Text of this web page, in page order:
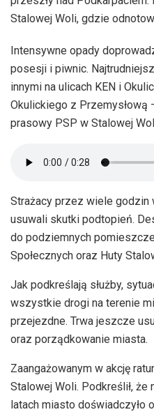
Stalowej Woli, gdzie
Intensywne opady
posesji i piwnic.
innymi na ulicach KEN i
Okulickiego z Przemysłową
prasowy PSP w Stalowej
Strażacy przez wiele godzin
usuwali skutki podtopień.
do podziemnych
Społecznych oraz Huty
Jak podkreślają służby,
wszystkie drogi na terenie
przejezdne. Trwa jeszcze
oraz porządkowanie miasta.
Zaangażowanym w akcję
Stalowej Woli. Podkreślił, że
latach miasto doświadczyło